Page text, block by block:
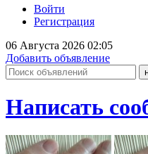
Войти
Регистрация
06 Августа 2026 02:05
Добавить объявление
Написать